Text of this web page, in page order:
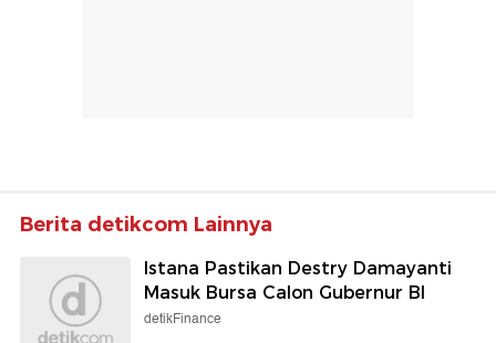
Berita detikcom Lainnya
Istana Pastikan Destry Damayanti
Masuk Bursa Calon Gubernur BI
detikFinance